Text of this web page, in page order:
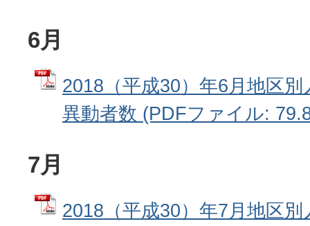
6月
2018（平成30）年6月地区
異動者数 (PDFファイル:
7月
2018（平成30）年7月地区